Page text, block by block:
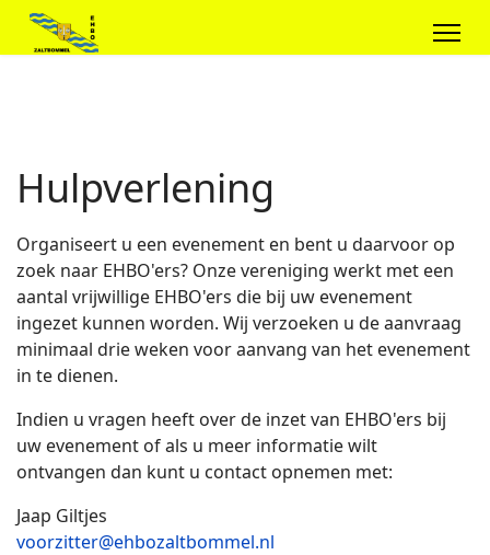
Hulpverlening
Organiseert u een evenement en bent u daarvoor op
zoek naar EHBO'ers? Onze vereniging werkt met een
aantal vrijwillige EHBO'ers die bij uw evenement
ingezet kunnen worden. Wij verzoeken u de aanvraag
minimaal drie weken voor aanvang van het evenement
in te dienen.
Indien u vragen heeft over de inzet van EHBO'ers bij
uw evenement of als u meer informatie wilt
ontvangen dan kunt u contact opnemen met:
Jaap Giltjes
voorzitter@ehbozaltbommel.nl